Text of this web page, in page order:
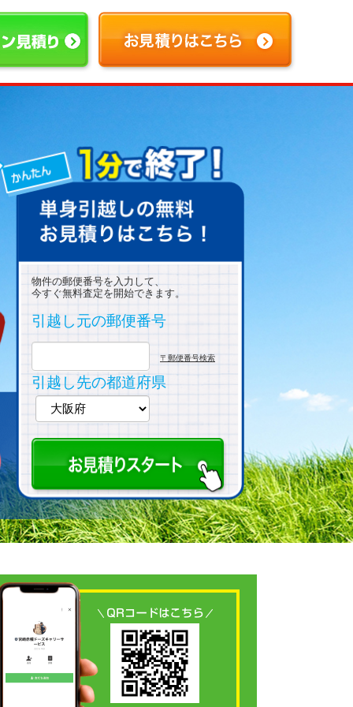
物件の郵便番号を入力して、
今すぐ無料査定を開始できます。
引越し元の郵便番号
〒郵便番号検索
引越し先の都道府県